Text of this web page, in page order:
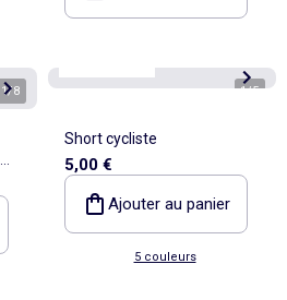
1/8 1/5
Short cycliste
5,00 €
Ajouter au panier
5 couleurs